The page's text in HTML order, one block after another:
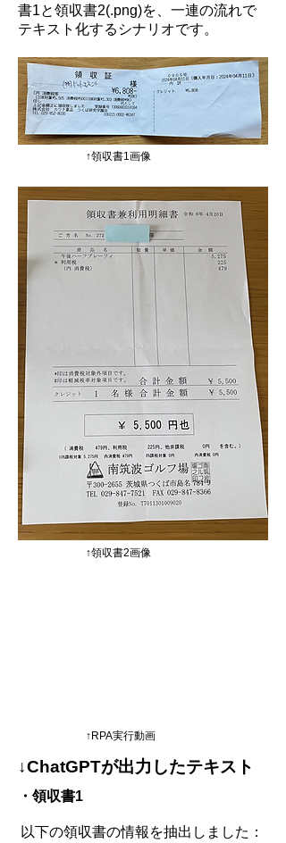
書1と領収書2(.png)を、一連の流れで
テキスト化するシナリオです。
↑領収書1画像
↑領収書2画像
↑RPA実行動画
↓ChatGPTが出力したテキスト
・領収書1
以下の領収書の情報を抽出しました：